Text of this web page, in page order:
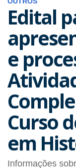
Edital
e
Curso
em
Informações